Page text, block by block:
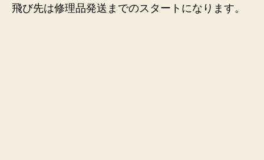
飛び先は修理品発送までのスタートになります。